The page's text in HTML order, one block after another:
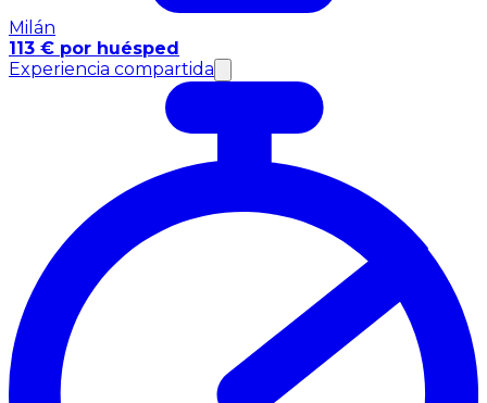
Milán
113 € por huésped
Experiencia compartida